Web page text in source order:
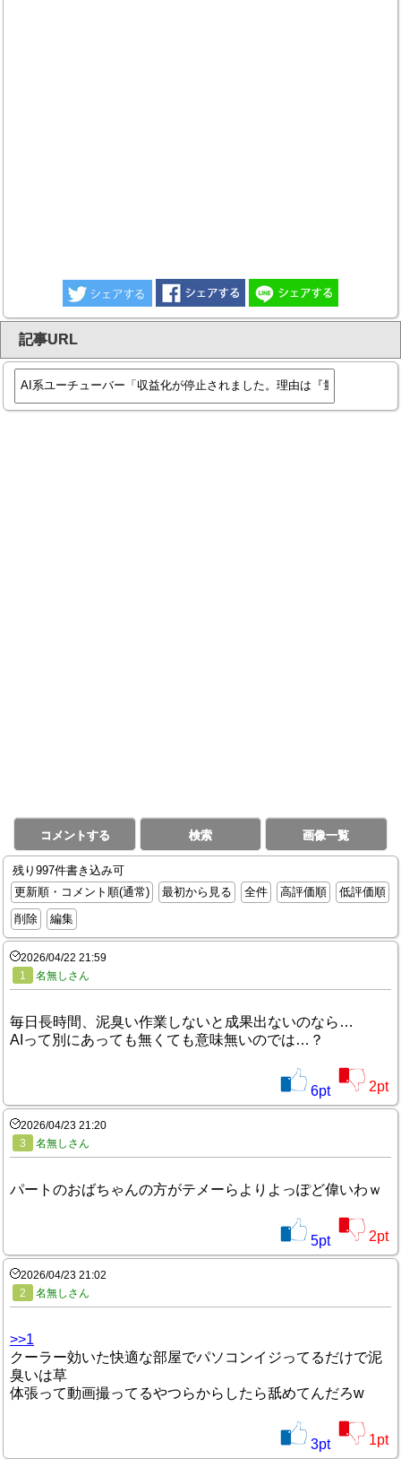
記事URL
コメントする 検索 画像一覧
残り997件書き込み可
更新順・コメント順(通常)
最初から見る 全件 高評価順
低評価順
削除
編集
2026/04/22 21:59
1
名無しさん
毎日長時間、泥臭い作業しないと成果出ないのなら…
AIって別にあっても無くても意味無いのでは…？
6pt 2pt
2026/04/23 21:20
3
名無しさん
パートのおばちゃんの方がテメーらよりよっぽど偉いわｗ
5pt 2pt
2026/04/23 21:02
2
名無しさん
>>1
クーラー効いた快適な部屋でパソコンイジってるだけで泥
臭いは草
体張って動画撮ってるやつらからしたら舐めてんだろw
3pt 1pt